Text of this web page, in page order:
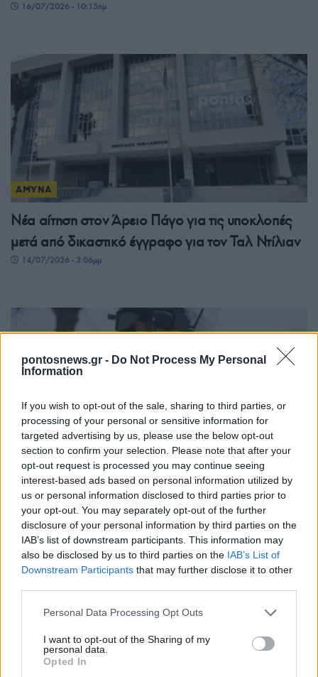
pontosnews.gr - Do Not Process My Personal
Information
If you wish to opt-out of the sale, sharing to third parties, or
processing of your personal or sensitive information for
targeted advertising by us, please use the below opt-out
section to confirm your selection. Please note that after your
opt-out request is processed you may continue seeing
interest-based ads based on personal information utilized by
us or personal information disclosed to third parties prior to
your opt-out. You may separately opt-out of the further
disclosure of your personal information by third parties on the
IAB’s list of downstream participants. This information may
also be disclosed by us to third parties on the IAB’s List of
Downstream Participants that may further disclose it to other
Please note that this website/app uses one or more Google
not limited to your visit or usage behaviour. You may click to
grant or deny consent to Google and its third-party tags to
use your data for below specified purposes in below Google
Personal Data Processing Opt Outs
I want to opt-out of the Sharing of my
personal data.
Opted In
16/07/2026 - 10:15πμ
ΑΜΥΝΑ
Νέα αίτηση στον Άρειο Πάγο για τις υποκλοπές
μετά από δικαστικό έγγραφο για τον Ταλ Ντίλιαν
14/07/2026 - 3:06μμ
ΑΜΥΝΑ
Πώς εκπαιδεύει ο Ελληνικός Στρατός τους νέους
χειριστές drones – Από τον εξομοιωτή στο πεδίο
επιχειρήσεων
11/07/2026 - 12:41μμ